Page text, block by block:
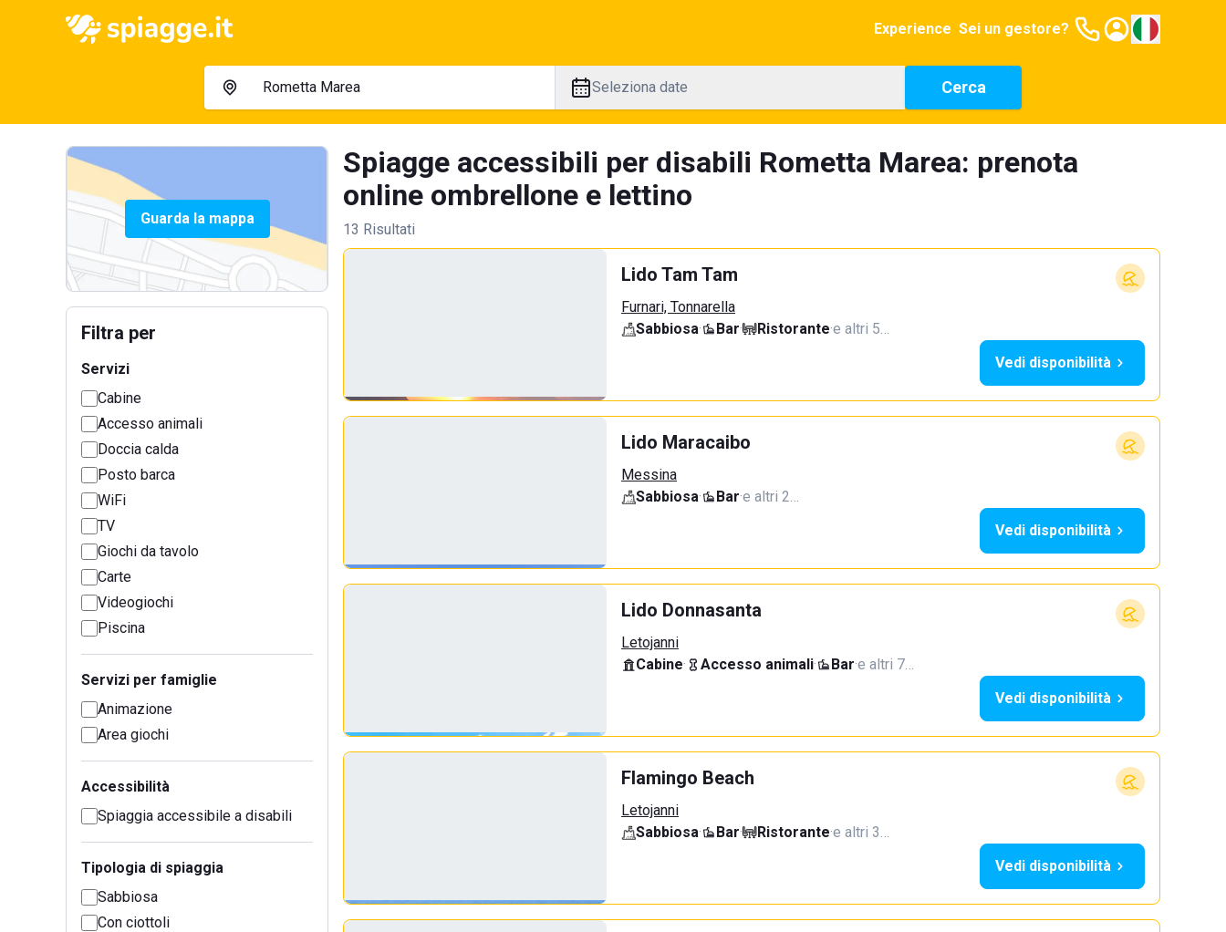
Experience Sei un gestore?
Seleziona date Cerca
Guarda la mappa
Filtra per
Servizi
Cabine
Accesso animali
Doccia calda
Posto barca
WiFi
TV
Giochi da tavolo
Carte
Videogiochi
Piscina
Servizi per famiglie
Animazione
Area giochi
Accessibilità
Spiaggia accessibile a disabili
Tipologia di spiaggia
Sabbiosa
Con ciottoli
Spiagge accessibili per disabili Rometta Marea: prenota
online ombrellone e lettino
13 Risultati
Lido Tam Tam
Furnari, Tonnarella
Sabbiosa· Bar· Ristorante·e altri 5…
Vedi disponibilità
Lido Maracaibo
Messina
Sabbiosa· Bar·e altri 2…
Vedi disponibilità
Lido Donnasanta
Letojanni
Cabine· Accesso animali· Bar·e altri 7…
Vedi disponibilità
Flamingo Beach
Letojanni
Sabbiosa· Bar· Ristorante·e altri 3…
Vedi disponibilità